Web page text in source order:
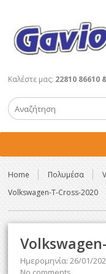
Καλέστε μας: 22810 86610
Home Πολυμέσα
Volkswagen-T-Cross-2020
Ημερομηνία: 26/01/